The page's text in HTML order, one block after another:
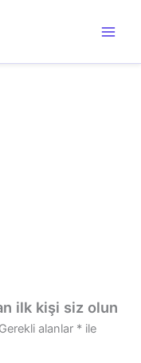
ilk kişi siz olun
Gerekli alanlar * ile